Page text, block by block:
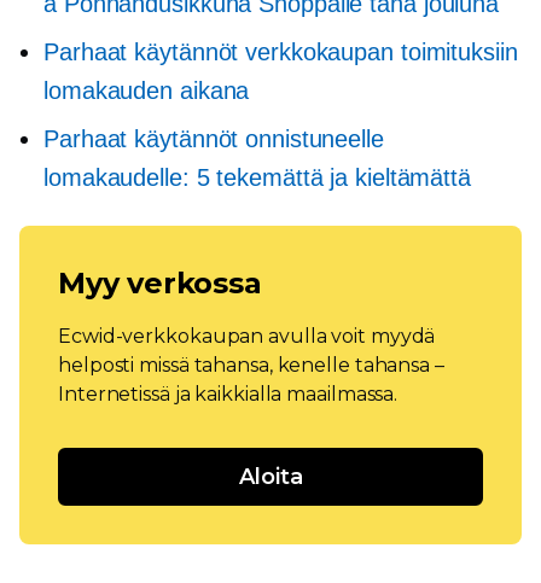
Parhaat käytännöt verkkokaupan toimituksiin
lomakauden aikana
Parhaat käytännöt onnistuneelle
lomakaudelle: 5 tekemättä ja kieltämättä
Myy verkossa
Ecwid-verkkokaupan avulla voit myydä
helposti missä tahansa, kenelle tahansa –
Internetissä ja kaikkialla maailmassa.
Aloita